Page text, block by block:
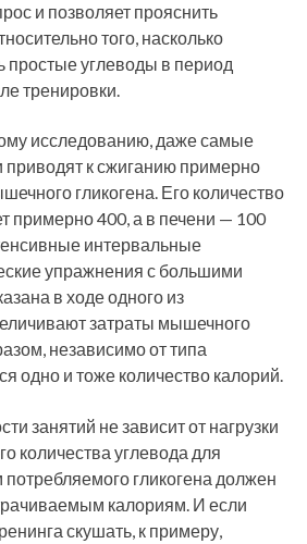
и позволяет прояснить
того, насколько
простые углеводы в период
тренировки.
исследованию, даже самые
приводят к сжиганию примерно
гликогена. Его количество
примерно 400, а в печени — 100
интервальные
упражнения с большими
в ходе одного из
затраты мышечного
независимо от типа
одно и тоже количество калорий.
занятий не зависит от нагрузки
количества углевода для
гликогена должен
калориям. И если
скушать, к примеру,